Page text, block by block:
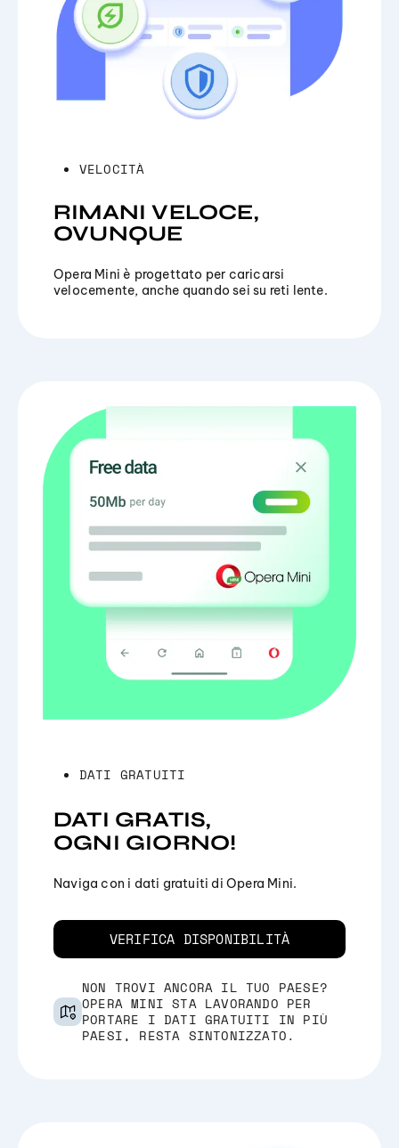
VELOCITÀ
RIMANI VELOCE,
OVUNQUE
Opera Mini è progettato per caricarsi
velocemente, anche quando sei su reti lente.
DATI GRATUITI
DATI GRATIS,
OGNI GIORNO!
Naviga con i dati gratuiti di Opera Mini.
VERIFICA DISPONIBILITÀ
NON TROVI ANCORA IL TUO PAESE?
OPERA MINI STA LAVORANDO PER
PORTARE I DATI GRATUITI IN PIÙ
PAESI, RESTA SINTONIZZATO.